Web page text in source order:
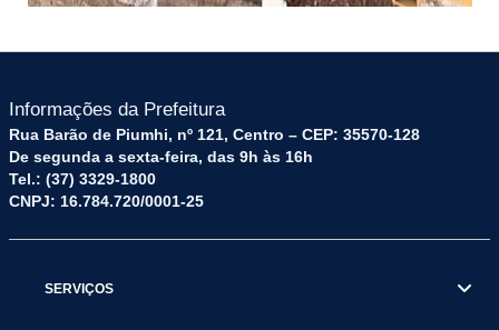
Informações da Prefeitura
Rua Barão de Piumhi, nº 121, Centro – CEP: 35570-128
De segunda a sexta-feira, das 9h às 16h
Tel.: (37) 3329-1800
CNPJ: 16.784.720/0001-25
SERVIÇOS